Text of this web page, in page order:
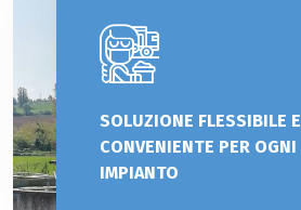
SOLUZIONE FLESSIBILE E
CONVENIENTE PER OGNI
IMPIANTO